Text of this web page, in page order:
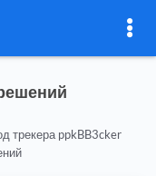
трекера ppkBB3cker